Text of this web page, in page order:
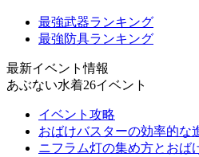
最強武器ランキング
最強防具ランキング
最新イベント情報
あぶない水着26イベント
イベント攻略
おばけバスターの効率的な
ニフラム灯の集め方とおば